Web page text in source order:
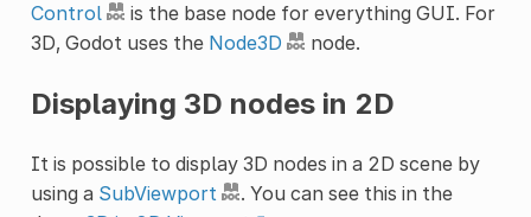
Control
is the base node for everything GUI. For
3D, Godot uses the Node3D node.
Displaying 3D nodes in 2D
It is possible to display 3D nodes in a 2D scene by
using a SubViewport
. You can see this in the